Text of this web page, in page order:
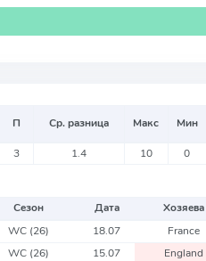
П Ср. разница Макс Мин
3 1.4 10 0
Сезон Дата Хозяева
WC (26) 18.07 France
WC (26) 15.07 England